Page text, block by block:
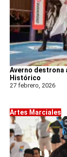
Averno destrona
Histórico
27 febrero, 2026
Artes Marciales